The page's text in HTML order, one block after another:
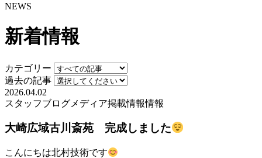
NEWS
新着情報
カテゴリー
過去の記事
2026.04.02
スタッフブログ メディア掲載情報情報
大崎広域古川斎苑 完成しました
こんにちは北村技術です